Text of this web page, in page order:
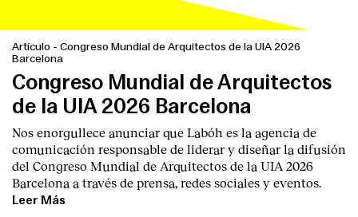
Artículo - Congreso Mundial de Arquitectos de la UIA 2026
Barcelona
Congreso Mundial de Arquitectos
de la UIA 2026 Barcelona
Nos enorgullece anunciar que Labóh es la agencia de
comunicación responsable de liderar y diseñar la difusión
del Congreso Mundial de Arquitectos de la UIA 2026
Barcelona a través de prensa, redes sociales y eventos.
Leer Más